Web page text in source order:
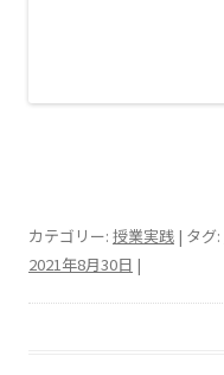
カテゴリー: 授業実践 | タグ:
2021年8月30日 |